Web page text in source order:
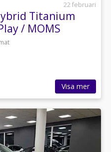
22 februari
Titanium
/ MOMS
Visa mer